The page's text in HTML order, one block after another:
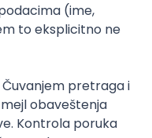
Kubernetes
- Game